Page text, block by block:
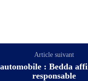
Article suivant
: Bedda
responsable